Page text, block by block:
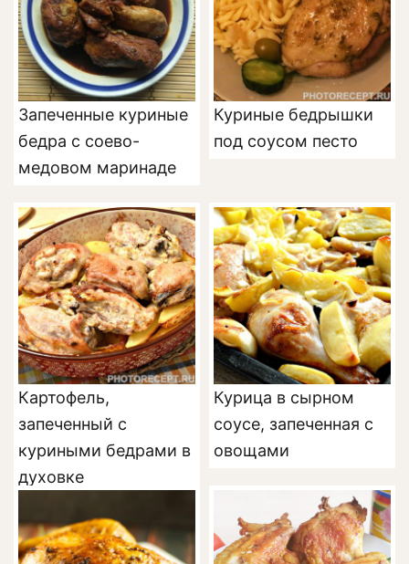
Запеченные куриные
бедра с соево-
медовом маринаде
Куриные бедрышки
под соусом песто
Картофель,
запеченный с
куриными бедрами в
духовке
Курица в сырном
соусе, запеченная с
овощами